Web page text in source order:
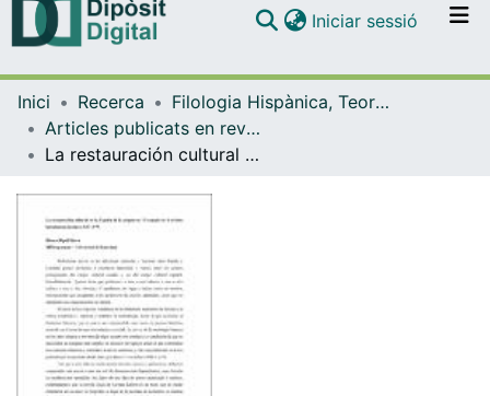
Navega per tot el DD
Com publicar
Iniciar sessió (current)
Inici Recerca
Filologia Hispànica, Teoria de la Literatura i Comunicació
Articles publicats en revistes (Filologia Hispànica, Teoria de la Literatura i Comunicació)
La restauración cultural en la España de la posguerra. El espacio de la revista barcelonesa 'Destino' (1937-1975)